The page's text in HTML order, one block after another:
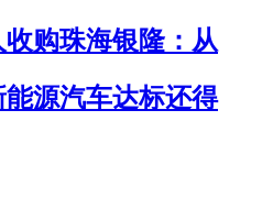
购珠海银隆：从
能源汽车达标还得